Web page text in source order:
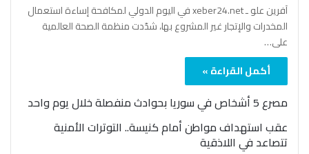
آفرين علو ـ xeber24.net في اليوم الدولي لمكافحة إساءة استعمال
المخدرات والإتجار غير المشروع بها، شدّدت منظمة الصحة العالمية
على…
أكمل القراءة »
مصرع 5 أشخاص في سوريا بحوادث منفصلة خلال يوم واحد
عقب استهداف مواطن أمام كنيسة.. التوترات الأمنية
تتصاعد في اللاذقية